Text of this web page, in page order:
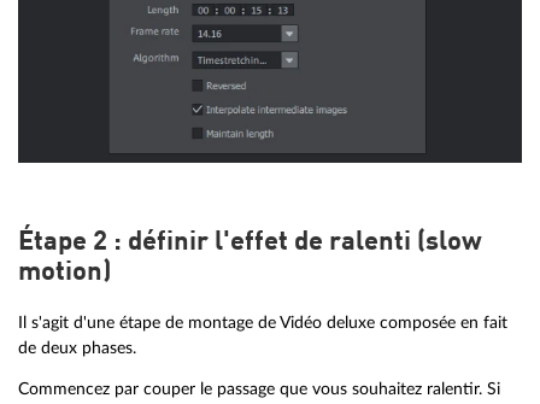
Étape 2 : définir l'effet de ralenti (slow
motion)
Il s'agit d'une étape de montage de Vidéo deluxe composée en fait
de deux phases.
Commencez par couper le passage que vous souhaitez ralentir. Si